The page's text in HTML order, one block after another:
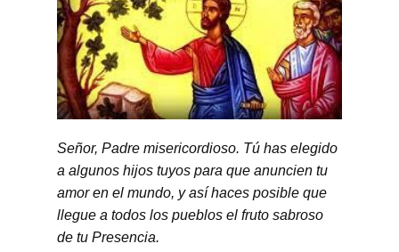
Señor, Padre misericordioso. Tú has elegido
a algunos hijos tuyos para que anuncien tu
amor en el mundo, y así haces posible que
llegue a todos los pueblos el fruto sabroso
de tu Presencia.